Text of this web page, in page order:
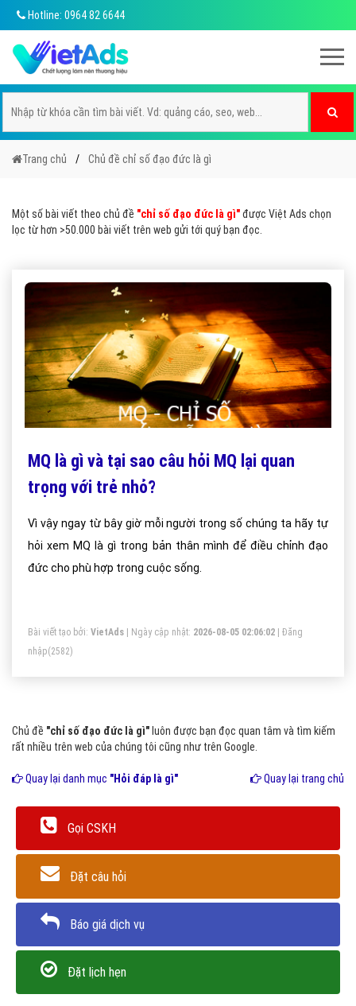
Hotline: 0964 82 6644
Trang chủ Chủ đề chỉ số đạo đức là gì
Một số bài viết theo chủ đề "chỉ số đạo đức là gì"được Việt Ads chọn
lọc từ hơn >50.000 bài viết trên web gửi tới quý bạn đọc.
MQ là gì và tại sao câu hỏi MQ lại quan
trọng với trẻ nhỏ?
Vì vậy ngay từ bây giờ mỗi người trong số chúng ta hãy tự
hỏi xem MQ là gì trong bản thân mình để điều chỉnh đạo
đức cho phù hợp trong cuộc sống.
Bài viết tạo bởi: VietAds | Ngày cập nhật: 2026-08-05 02:06:02
Đăng
nhập(2582)
Chủ đề "chỉ số đạo đức là gì" luôn được bạn đọc quan tâm và tìm kiếm
rất nhiều trên web của chúng tôi cũng như trên Google.
Quay lại danh mục "Hỏi đáp là gì" Quay lại trang chủ
Gọi CSKH
Đặt câu hỏi
Báo giá dịch vụ
Đặt lịch hẹn